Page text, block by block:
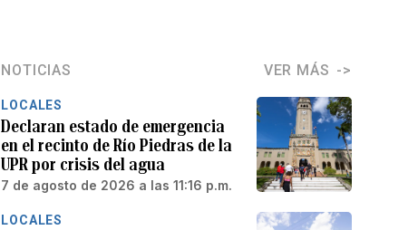
NOTICIAS VER MÁS
LOCALES
Declaran estado de emergencia
en el recinto de Río Piedras de la
UPR por crisis del agua
7 de agosto de 2026 a las 11:16 p.m.
LOCALES